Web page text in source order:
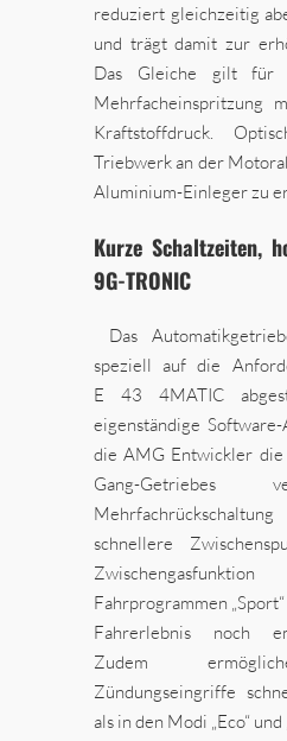
reduziert gleichzeitig
und trägt damit zur
Das Gleiche gilt für
Mehrfacheinspritzung
Kraftstoffdruck.
Triebwerk an der
Aluminium-Einleger zu
Kurze Schaltzeiten,
9G-TRONIC
Das
speziell auf die
E 43 4MATIC
eigenständige
die AMG Entwickler die
Gang-Getriebes
schnellere
Fahrprogrammen „Sport“
Fahrerlebnis noch
Zudem
Zündungseingriffe
als in den Modi „Eco“ und